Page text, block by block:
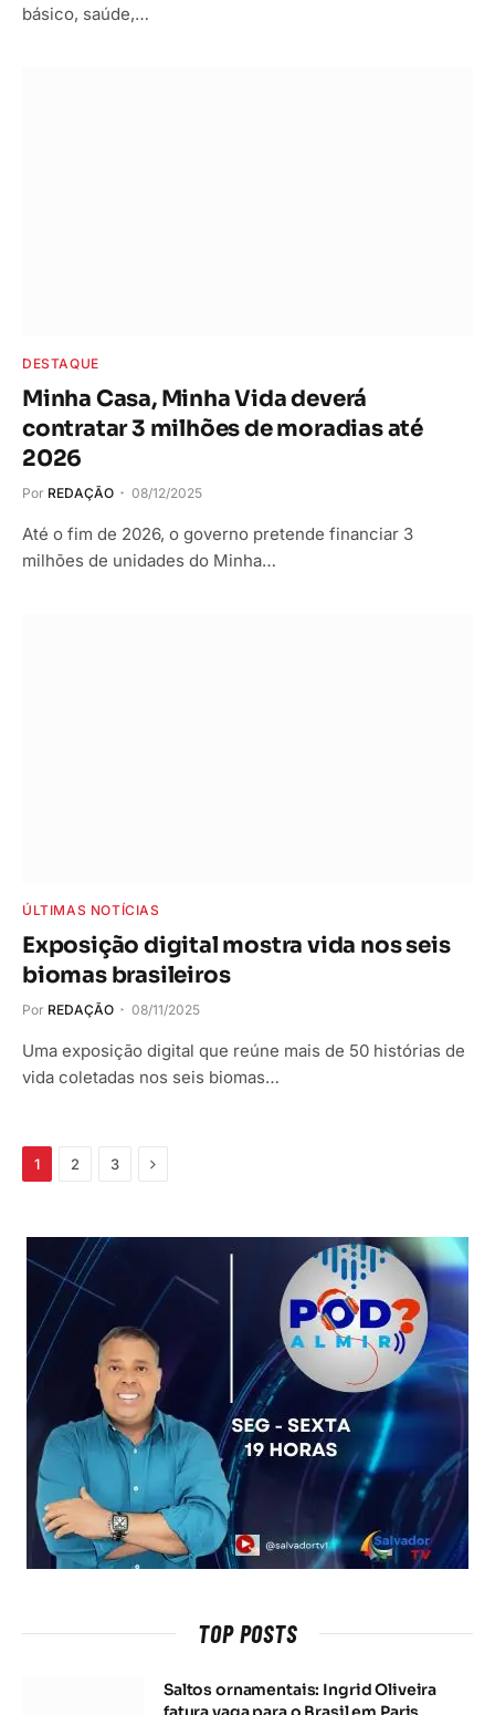
básico, saúde,…
DESTAQUE
Minha Casa, Minha Vida deverá
contratar 3 milhões de moradias até
2026
Por REDAÇÃO 08/12/2025
Até o fim de 2026, o governo pretende financiar 3
milhões de unidades do Minha…
ÚLTIMAS NOTÍCIAS
Exposição digital mostra vida nos seis
biomas brasileiros
Por REDAÇÃO 08/11/2025
Uma exposição digital que reúne mais de 50 histórias de
vida coletadas nos seis biomas…
1 2 3 Próximo
TOP POSTS
Saltos ornamentais: Ingrid Oliveira